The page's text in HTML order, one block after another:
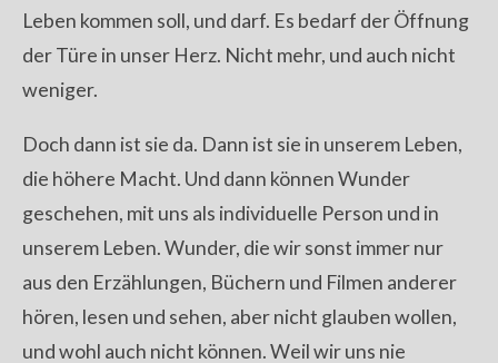
Leben kommen soll, und darf. Es bedarf der Öffnung
der Türe in unser Herz. Nicht mehr, und auch nicht
weniger.
Doch dann ist sie da. Dann ist sie in unserem Leben,
die höhere Macht. Und dann können Wunder
geschehen, mit uns als individuelle Person und in
unserem Leben. Wunder, die wir sonst immer nur
aus den Erzählungen, Büchern und Filmen anderer
hören, lesen und sehen, aber nicht glauben wollen,
und wohl auch nicht können. Weil wir uns nie